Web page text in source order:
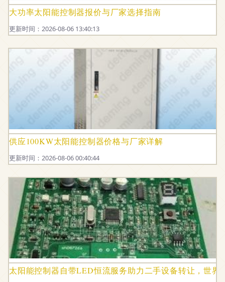
大功率太阳能控制器报价与厂家选择指南
更新时间：2026-08-06 13:40:13
供应100KW太阳能控制器价格与厂家详解
更新时间：2026-08-06 00:40:44
太阳能控制器自带LED恒流服务助力二手设备转让，世